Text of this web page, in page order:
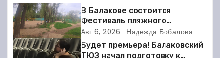
г
а
ц
В Балакове состоится
Фестиваль пляжного
волейбола
Авг 6, 2026 Надежда Бобалова
Будет премьера! Балаковский
ТЮЗ начал подготовку к